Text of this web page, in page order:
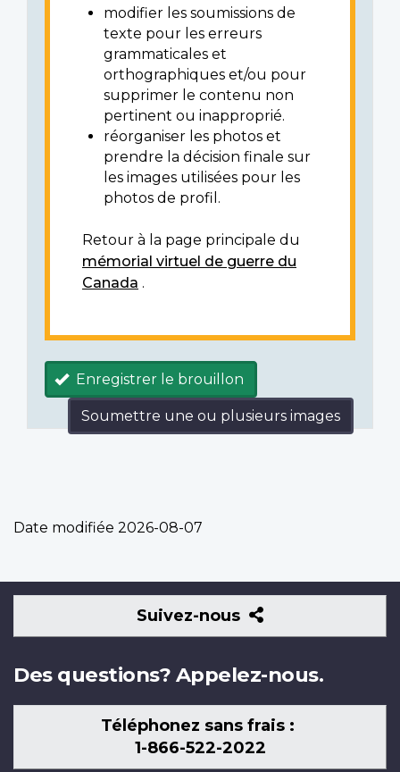
modifier les soumissions de
texte pour les erreurs
grammaticales et
orthographiques et/ou pour
supprimer le contenu non
pertinent ou inapproprié.
réorganiser les photos et
prendre la décision finale sur
les images utilisées pour les
photos de profil.
Retour à la page principale du
mémorial virtuel de guerre du
Canada .
Enregistrer le brouillon
Soumettre une ou plusieurs images
Date modifiée 2026-08-07
Suivez-nous
Suivez-
nous
Des questions? Appelez-nous.
Téléphonez sans frais :
1-866-522-2022